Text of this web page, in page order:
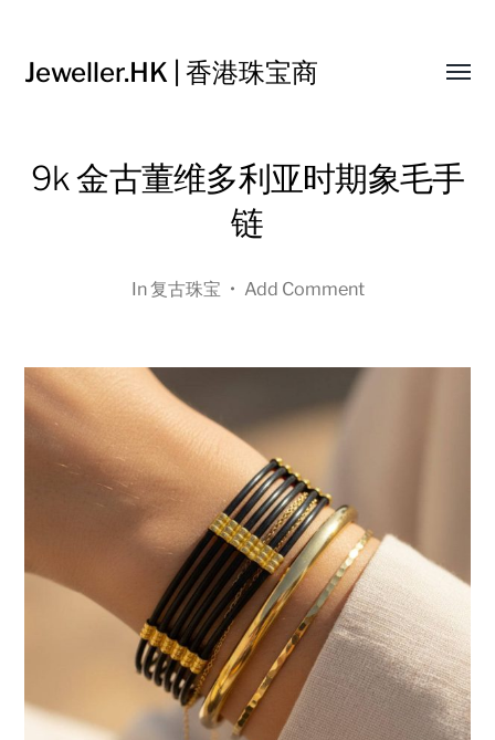
Jeweller.HK | 香港珠宝商
9k 金古董维多利亚时期象毛手
链
In复古珠宝 • Add Comment